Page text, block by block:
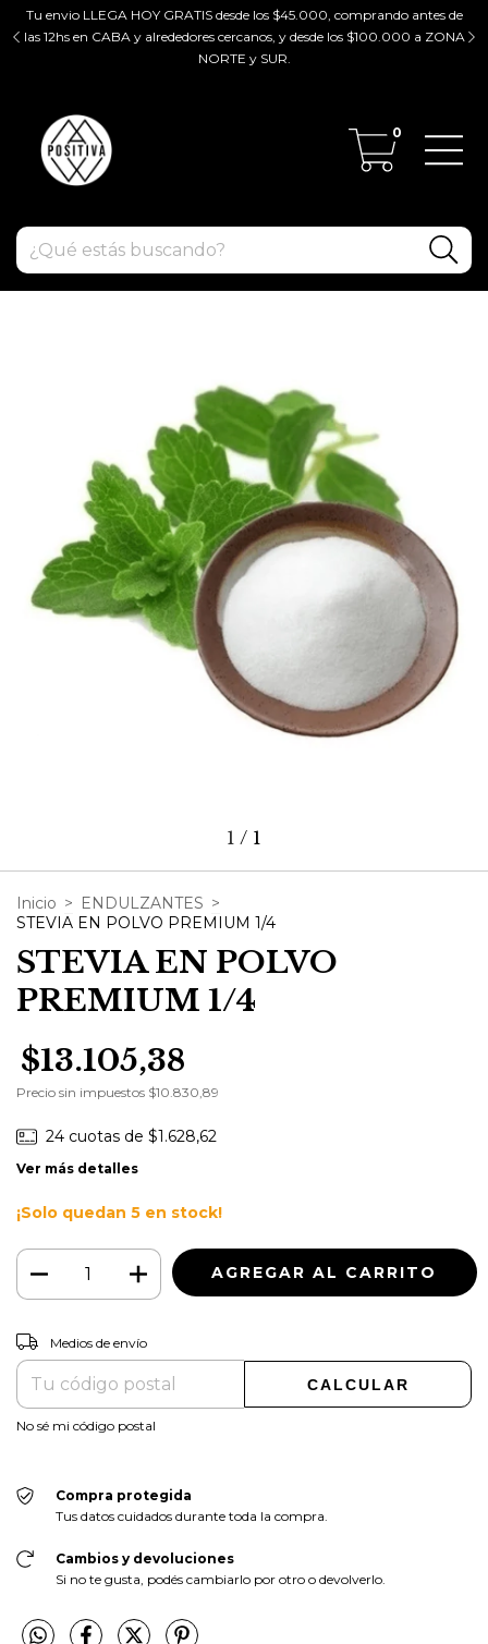
Tu envio LLEGA HOY GRATIS desde los $45.000, comprando antes de
las 12hs en CABA y alrededores cercanos, y desde los $100.000 a ZONA
NORTE y SUR.
0
1 / 1
Inicio > ENDULZANTES >
STEVIA EN POLVO PREMIUM 1/4
STEVIA EN POLVO
PREMIUM 1/4
$13.105,38
Precio sin impuestos $10.830,89
24 cuotas de $1.628,62
Ver más detalles
¡Solo quedan 5 en stock!
Entregas para el CP:
Medios de envío
CALCULAR
No sé mi código postal
Compra protegida
Tus datos cuidados durante toda la compra.
Cambios y devoluciones
Si no te gusta, podés cambiarlo por otro o devolverlo.